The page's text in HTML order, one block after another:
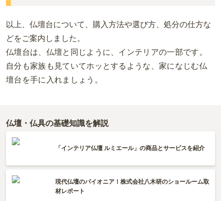
以上、仏壇台について、購入方法や選び方、処分の仕方な
どをご案内しました。
仏壇台は、仏壇と同じように、インテリアの一部です。
自分も家族も見ていてホッとするような、家になじむ仏
壇台を手に入れましょう。
仏壇・仏具の基礎知識を解説
「インテリア仏壇 ルミエール」の商品とサービスを紹介
現代仏壇のパイオニア！株式会社八木研のショールーム取
材レポート